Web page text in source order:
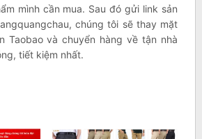
mình cần mua. Sau đó gửi link sản
chúng tôi sẽ thay mặt
Taobao và chuyển hàng về tận nhà
tiết kiệm nhất.